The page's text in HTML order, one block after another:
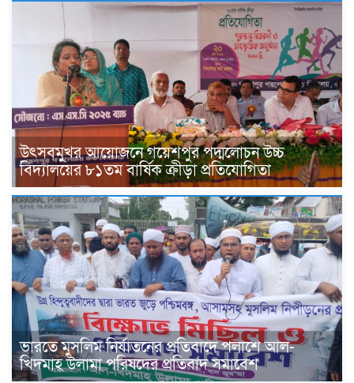
উৎসবমুখর আয়োজনে গয়েশপুর পদ্মলোচন উচ্চ
বিদ্যালয়ের ৮১তম বার্ষিক ক্রীড়া প্রতিযোগিতা
ভারতে মুসলিম নির্যাতনের প্রতিবাদে পলাশে আল-
খিদমাহ্ উলামা পরিষদের প্রতিবাদ সমাবেশ